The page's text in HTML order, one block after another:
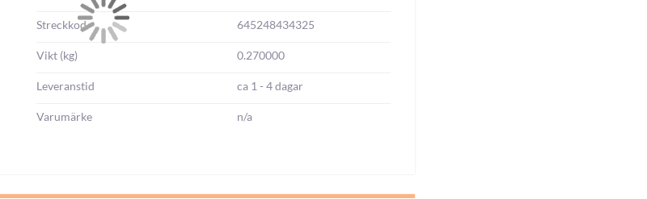
information:
Streckkod 645248434325
Vikt (kg) 0.270000
Leveranstid ca 1 - 4 dagar
Varumärke n/a